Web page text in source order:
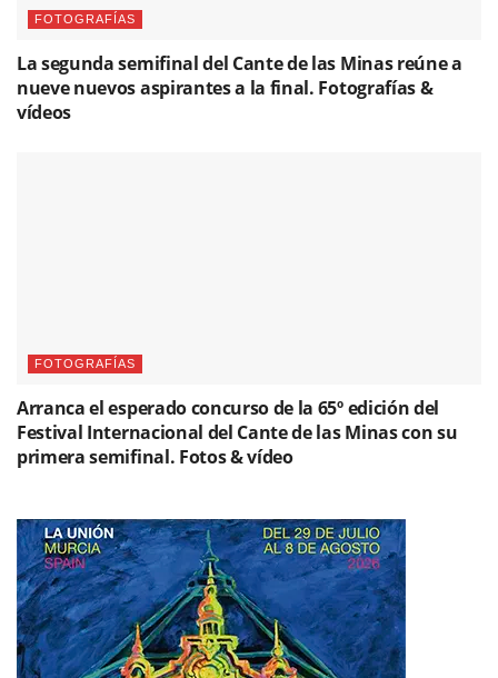
FOTOGRAFÍAS
La segunda semifinal del Cante de las Minas reúne a
nueve nuevos aspirantes a la final. Fotografías &
vídeos
FOTOGRAFÍAS
Arranca el esperado concurso de la 65º edición del
Festival Internacional del Cante de las Minas con su
primera semifinal. Fotos & vídeo